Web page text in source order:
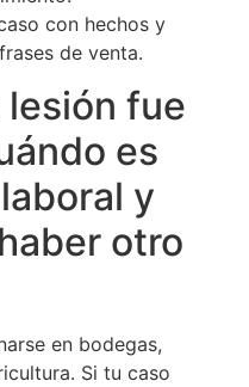
con hechos y
de venta.
lesión fue
es
y
otro
en bodegas,
Si tu caso